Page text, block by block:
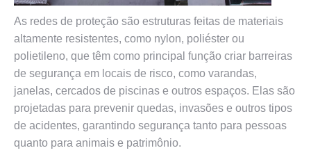
As redes de proteção são estruturas feitas de materiais
altamente resistentes, como nylon, poliéster ou
polietileno, que têm como principal função criar barreiras
de segurança em locais de risco, como varandas,
janelas, cercados de piscinas e outros espaços. Elas são
projetadas para prevenir quedas, invasões e outros tipos
de acidentes, garantindo segurança tanto para pessoas
quanto para animais e patrimônio.